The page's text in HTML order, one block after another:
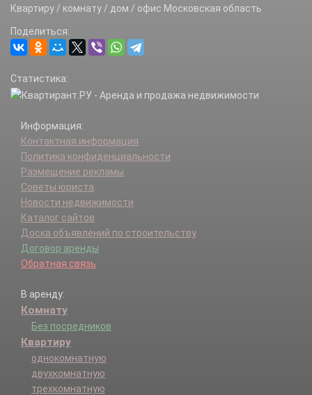
Квартиру / комнату / дом / офис Московская область
Поделиться:
Статистика:
Информация:
Контактная информация
Политика конфиденциальности
Размещение рекламы
Советы юриста
Новости недвижимости
Каталог сайтов
Доска объявлений по строительству
Договор аренды
Обратная связь
В аренду:
Комнату
Без посредников
Квартиру
однокомнатную
двухкомнатную
трехкомнатную